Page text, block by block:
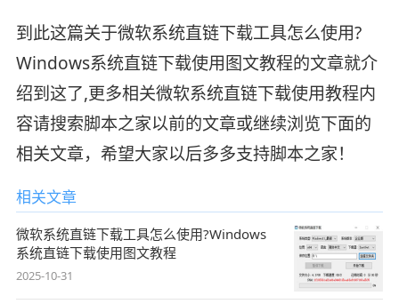
到此这篇关于微软系统直链下载工具怎么使用?
Windows系统直链下载使用图文教程的文章就介
绍到这了,更多相关微软系统直链下载使用教程内
容请搜索脚本之家以前的文章或继续浏览下面的
相关文章，希望大家以后多多支持脚本之家！
相关文章
微软系统直链下载工具怎么使用?Windows
系统直链下载使用图文教程
2025-10-31